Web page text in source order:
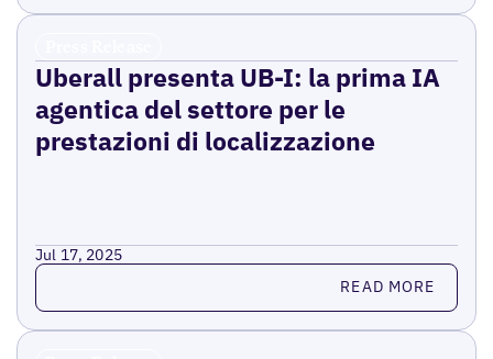
Uberall presenta UB-I: la prima IA
agentica del settore per le
prestazioni di localizzazione
Jul 17, 2025
Read more READ MORE